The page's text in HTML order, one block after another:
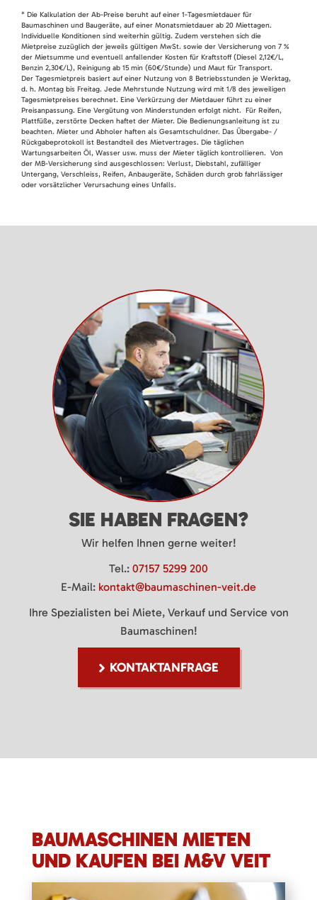
* Die Kalkulation der Ab-Preise beruht auf einer 1-Tagesmietdauer für
Baumaschinen und Baugeräte, auf einer Monatsmietdauer ab 20 Miettagen.
Individuelle Konditionen sind weiterhin gültig. Zudem verstehen sich die
Mietpreise zuzüglich der jeweils gültigen MwSt. sowie der Versicherung von 7 %
der Mietsumme und eventuell anfallender Kosten für Kraftstoff (Diesel 2,12€/L,
Benzin 2,30€/L), Reinigung ab 15 min (60€/Stunde) und Maut für Transport.
Der Tagesmietpreis basiert auf einer Nutzung von 8 Betriebsstunden je Werktag,
d. h. Montag bis Freitag. Jede Mehrstunde Nutzung wird mit 1/8 des jeweiligen
Tagesmietpreises berechnet. Eine Verkürzung der Mietdauer führt zu einer
Preisanpassung. Eine Vergütung von Minderstunden erfolgt nicht. Für Reifen,
Plattfüße, zerstörte Decken haftet der Mieter. Die Bedienungsanleitung ist zu
beachten. Mieter und Abholer haften als Gesamtschuldner. Das Übergabe- /
Rückgabeprotokoll ist Bestandteil des Mietvertrages. Die täglichen
Wartungsarbeiten Öl, Wasser usw. muss der Mieter täglich kontrollieren. Von
der MB-Versicherung sind ausgeschlossen: Verlust, Diebstahl, zufälliger
Untergang, Verschleiss, Reifen, Anbaugeräte, Schäden durch grob fahrlässiger
oder vorsätzlicher Verursachung eines Unfalls.
SIE HABEN FRAGEN?
Wir helfen Ihnen gerne weiter!
Tel.: 07157 5299 200
E-Mail: kontakt@baumaschinen-veit.de
Ihre Spezialisten bei Miete, Verkauf und Service von
Baumaschinen!
KONTAKTANFRAGE
BAUMASCHINEN MIETEN
UND KAUFEN BEI M&V VEIT